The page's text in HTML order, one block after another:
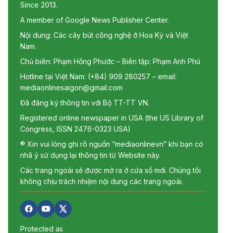
Since 2013.
A member of Google News Publisher Center.
Nội dung: Các cây bút công nghệ ở Hoa Kỳ và Việt
Nam.
Chủ biên: Phạm Hồng Phước – Biên tập: Phạm Anh Phú
Hotline tại Việt Nam: (+84) 909 280257 – email:
mediaonlinesaigon@gmail.com
Đã đăng ký thông tin với Bộ TT-TT VN.
Registered online newspaper in USA (the US Library of
Congress, ISSN 2476-0323 USA)
® Xin vui lòng ghi rõ nguồn “mediaonlinevn” khi bạn có
nhã ý sử dụng lại thông tin từ Website này.
Các trang ngoài sẽ được mở ra ở cửa sổ mới. Chúng tôi
không chịu trách nhiệm nội dung các trang ngoài.
Protected as